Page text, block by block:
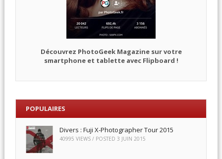
Découvrez PhotoGeek Magazine sur votre
smartphone et tablette avec Flipboard !
POPULAIRES
Divers : Fuji X-Photographer Tour 2015
40995 VIEWS / POSTED 3 JUIN 2015